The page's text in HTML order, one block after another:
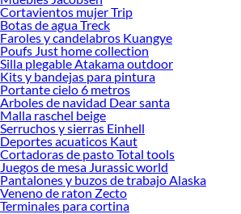
Cortavientos mujer Trip
Botas de agua Treck
Faroles y candelabros Kuangye
Poufs Just home collection
Silla plegable Atakama outdoor
Kits y bandejas para pintura
Portante cielo 6 metros
Arboles de navidad Dear santa
Malla raschel beige
Serruchos y sierras Einhell
Deportes acuaticos Kaut
Cortadoras de pasto Total tools
Juegos de mesa Jurassic world
Pantalones y buzos de trabajo Alaska
Veneno de raton Zecto
Terminales para cortina